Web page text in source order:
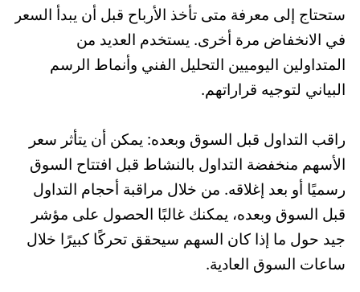
ستحتاج إلى معرفة متى تأخذ الأرباح قبل أن يبدأ السعر
في الانخفاض مرة أخرى. يستخدم العديد من
المتداولين اليوميين التحليل الفني وأنماط الرسم
البياني لتوجيه قراراتهم.
راقب التداول قبل السوق وبعده: يمكن أن يتأثر سعر
الأسهم منخفضة التداول بالنشاط قبل افتتاح السوق
رسميًا أو بعد إغلاقه. من خلال مراقبة أحجام التداول
قبل السوق وبعده، يمكنك غالبًا الحصول على مؤشر
جيد حول ما إذا كان السهم سيحقق تحركًا كبيرًا خلال
ساعات السوق العادية.